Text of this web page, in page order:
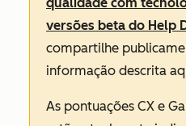
versões beta do Help
compartilhe
informação descrita
As pontuações CX e